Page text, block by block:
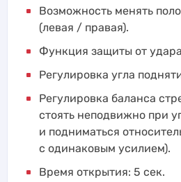
Возможность менять
(левая / правая).
Функция защиты от
Регулировка угла
Регулировка баланса
стоять неподвижно при
и подниматься
с одинаковым усилием).
Время открытия: 5 сек.